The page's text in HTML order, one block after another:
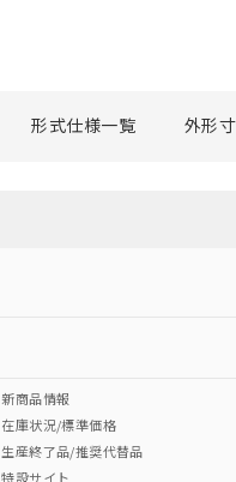
0
形式仕様一覧 外形
新商品情報
在庫状況/標準価格
生産終了品/推奨代替品
特設サイト